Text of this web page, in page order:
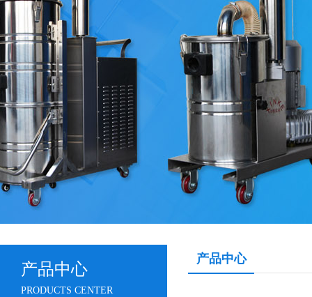
产品中心
PRODUCTS CENTER
产品中心